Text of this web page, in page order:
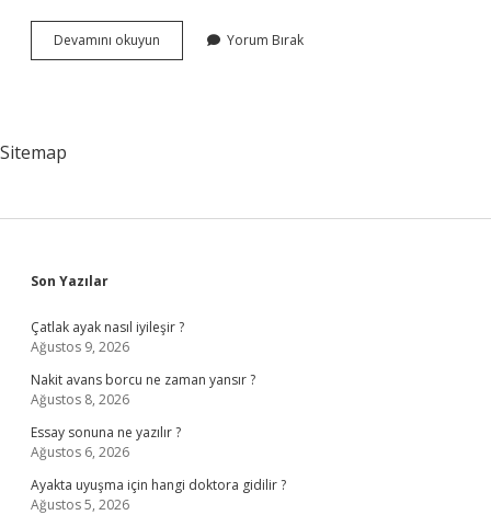
Devamını okuyun
Başa
Yorum Bırak
Sitemap
Sidebar
Son Yazılar
Çatlak ayak nasıl iyileşir ?
Ağustos 9, 2026
Nakit avans borcu ne zaman yansır ?
Ağustos 8, 2026
Essay sonuna ne yazılır ?
Ağustos 6, 2026
Ayakta uyuşma için hangi doktora gidilir ?
Ağustos 5, 2026